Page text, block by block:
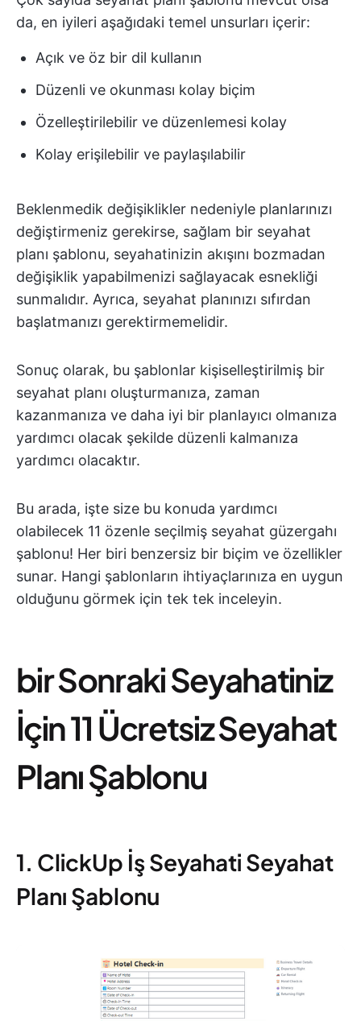
da, en iyileri aşağıdaki temel unsurları içerir:
Açık ve öz bir dil kullanın
Düzenli ve okunması kolay biçim
Özelleştirilebilir ve düzenlemesi kolay
Kolay erişilebilir ve paylaşılabilir
Beklenmedik değişiklikler nedeniyle planlarınızı
değiştirmeniz gerekirse, sağlam bir seyahat
planı şablonu, seyahatinizin akışını bozmadan
değişiklik yapabilmenizi sağlayacak esnekliği
sunmalıdır. Ayrıca, seyahat planınızı sıfırdan
başlatmanızı gerektirmemelidir.
Sonuç olarak, bu şablonlar kişiselleştirilmiş bir
seyahat planı oluşturmanıza, zaman
kazanmanıza ve daha iyi bir planlayıcı olmanıza
yardımcı olacak şekilde düzenli kalmanıza
yardımcı olacaktır.
Bu arada, işte size bu konuda yardımcı
olabilecek 11 özenle seçilmiş seyahat güzergahı
şablonu! Her biri benzersiz bir biçim ve özellikler
sunar. Hangi şablonların ihtiyaçlarınıza en uygun
olduğunu görmek için tek tek inceleyin.
bir Sonraki Seyahatiniz
İçin 11 Ücretsiz Seyahat
Planı Şablonu
1. ClickUp İş Seyahati Seyahat
Planı Şablonu